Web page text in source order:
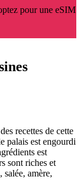
pour une eSIM
recettes de cette
palais est engourdi
est
sont riches et
salée, amère,